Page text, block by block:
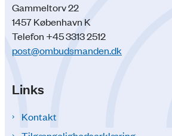
Gammeltorv 22
1457 København K
Telefon +45 3313 2512
post@ombudsmanden.dk
Links
Kontakt